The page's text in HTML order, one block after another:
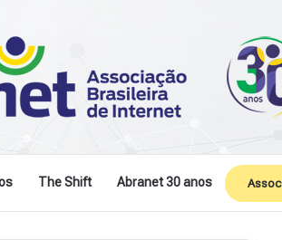
The Shift Abranet 30 anos